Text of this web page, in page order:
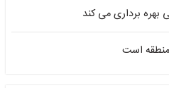
بهره برداری می کند
است